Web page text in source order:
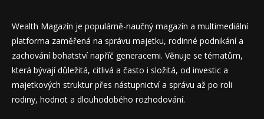
Wealth Magazín je populárně-naučný magazín a multimediální
platforma zaměřená na správu majetku, rodinné podnikání a
zachování bohatství napříč generacemi. Věnuje se tématům,
která bývají důležitá, citlivá a často i složitá, od investic a
majetkových struktur přes nástupnictví a správu až po roli
rodiny, hodnot a dlouhodobého rozhodování.